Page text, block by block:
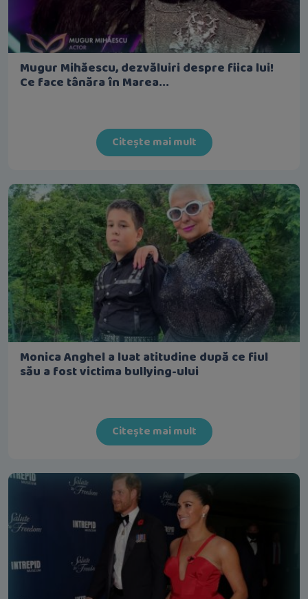
Mugur Mihăescu, dezvăluiri despre fiica lui!
Ce face tânăra în Marea...
Citește mai mult
Monica Anghel a luat atitudine după ce fiul
său a fost victima bullying-ului
Citește mai mult